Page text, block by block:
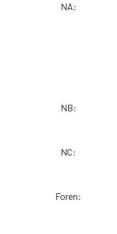
NA:
NB:
NC:
Foren: